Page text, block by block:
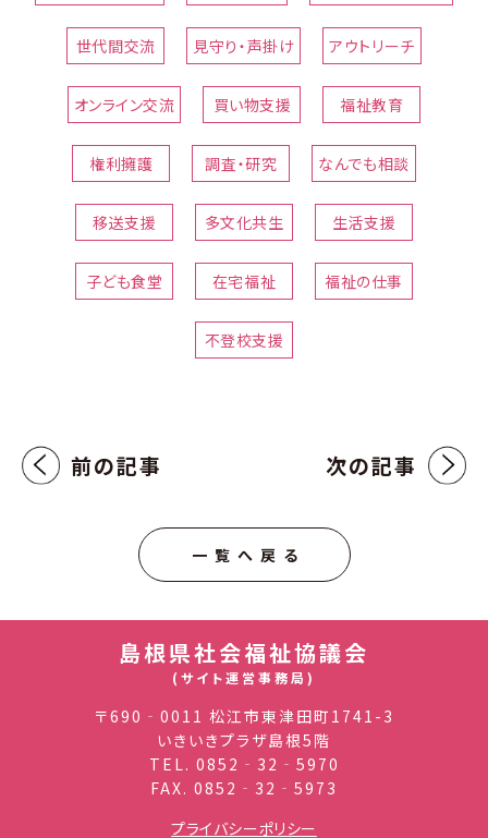
世代間交流 見守り・声掛け アウトリーチ
オンライン交流 買い物支援 福祉教育
権利擁護 調査・研究 なんでも相談
移送支援 多文化共生 生活支援
子ども食堂 在宅福祉 福祉の仕事
不登校支援
前の記事 次の記事
一覧へ戻る
島根県社会福祉協議会
(サイト運営事務局)
〒690‐0011 松江市東津田町1741-3
いきいきプラザ島根5階
TEL. 0852‐32‐5970
FAX. 0852‐32‐5973
プライバシーポリシー